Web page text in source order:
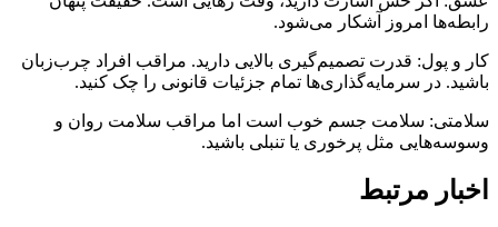
رابطه‌ها امروز آشکار می‌شود.
کار و پول: قدرت تصمیم‌گیری بالایی دارید. مراقب افراد چرب‌زبان
باشید. در سرمایه‌گذاری‌ها تمام جزئیات قانونی را چک کنید.
سلامتی: سلامت جسم خوب است اما مراقب سلامت روان و
وسوسه‌هایی مثل پرخوری یا تنبلی باشید.
اخبار مرتبط